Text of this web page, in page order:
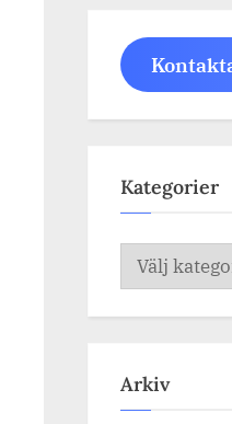
Kategorier
Kategorier
Arkiv